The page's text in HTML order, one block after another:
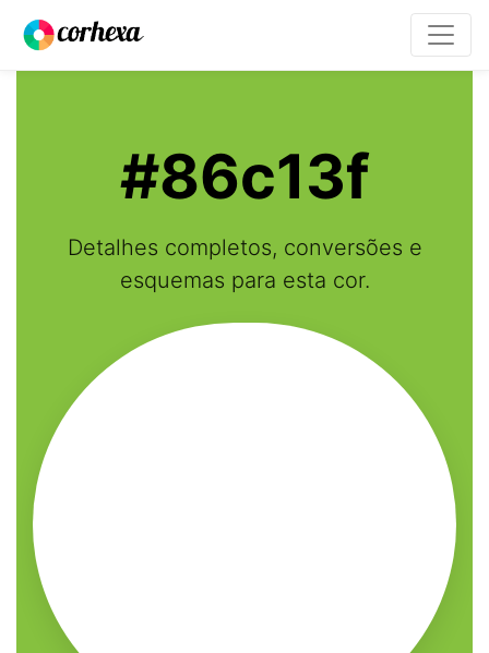
#86c13f
Detalhes completos, conversões e
esquemas para esta cor.